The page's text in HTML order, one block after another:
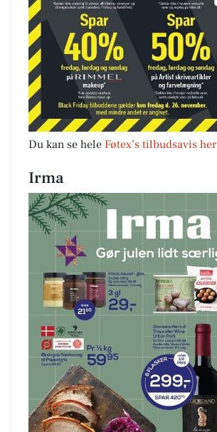
Du kan se hele Føtex’s tilbudsavis her
Irma